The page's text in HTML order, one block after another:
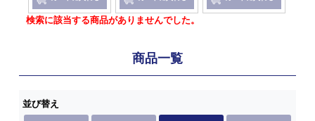
検索に該当する商品がありませんでした。
商品一覧
並び替え